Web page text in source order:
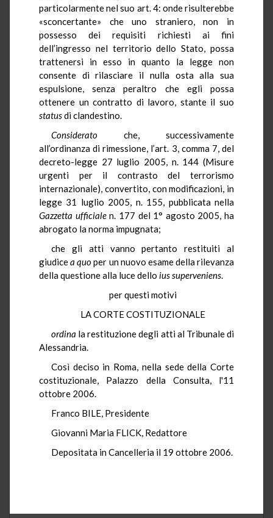
particolarmente nel suo art. 4: onde risulterebbe
«sconcertante» che uno straniero, non in
possesso dei requisiti richiesti ai fini
dell’ingresso nel territorio dello Stato, possa
trattenersi in esso in quanto la legge non
consente di rilasciare il nulla osta alla sua
espulsione, senza peraltro che egli possa
ottenere un contratto di lavoro, stante il suo
statusdi clandestino.
Considerato che, successivamente
all’ordinanza di rimessione, l’art. 3, comma 7, del
decreto-legge 27 luglio 2005, n. 144 (Misure
urgenti per il contrasto del terrorismo
internazionale), convertito, con modificazioni, in
legge 31 luglio 2005, n. 155, pubblicata nella
Gazzetta ufficialen. 177 del 1° agosto 2005, ha
abrogato la norma impugnata;
che gli atti vanno pertanto restituiti al
giudicea quoper un nuovo esame della rilevanza
della questione alla luce dello iussuperveniens.
per questi motivi
LA CORTE COSTITUZIONALE
ordina la restituzione degli atti al Tribunale di
Alessandria.
Così deciso in Roma, nella sede della Corte
costituzionale, Palazzo della Consulta, l'11
ottobre 2006.
Franco BILE, Presidente
Giovanni Maria FLICK, Redattore
Depositata in Cancelleria il 19 ottobre 2006.